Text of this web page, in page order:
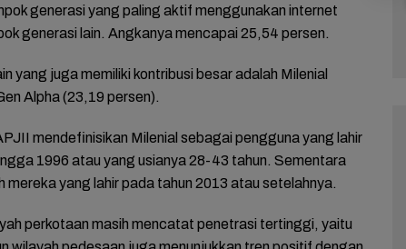
generasi yang paling aktif menggunakan internet
generasi lain. Angkanya mencapai 25,54 persen.
yang juga memiliki kontribusi besar adalah Milenial
Alpha (23,19 persen).
mendefinisikan Milenial sebagai pengguna yang lahir
1996 atau yang usianya 28-43 tahun. Sementara
mereka yang lahir pada tahun 2013 atau setelahnya.
perkotaan masih mencatat penetrasi tertinggi, yaitu
Hidup
Kasus di
Manohara Odelia
Mundur dari Hiburan,
Sinetron Lagi
Lima Weton Ini Jadi
Magnet Rezeki